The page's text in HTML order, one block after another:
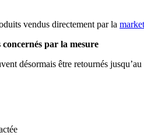
vendus directement par la
par la mesure
désormais être retournés